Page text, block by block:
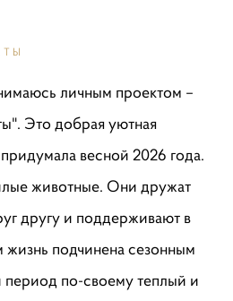
личным проектом –
Это добрая уютная
весной 2026 года.
животные. Они дружат
другу и поддерживают в
подчинена сезонным
по-своему теплый и